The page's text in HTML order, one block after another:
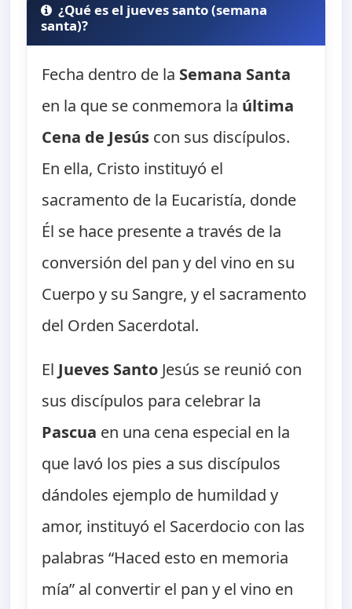
¿Qué es el jueves santo (semana
santa)?
Fecha dentro de la Semana Santa
en la que se conmemora la última
Cena de Jesús con sus discípulos.
En ella, Cristo instituyó el
sacramento de la Eucaristía, donde
Él se hace presente a través de la
conversión del pan y del vino en su
Cuerpo y su Sangre, y el sacramento
del Orden Sacerdotal.
El Jueves Santo Jesús se reunió con
sus discípulos para celebrar la
Pascua en una cena especial en la
que lavó los pies a sus discípulos
dándoles ejemplo de humildad y
amor, instituyó el Sacerdocio con las
palabras “Haced esto en memoria
mía” al convertir el pan y el vino en